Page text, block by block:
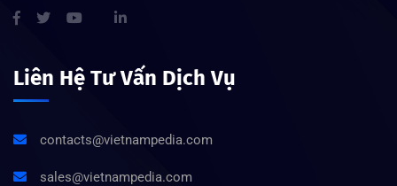
Liên Hệ Tư Vấn Dịch Vụ
contacts@vietnampedia.com
sales@vietnampedia.com